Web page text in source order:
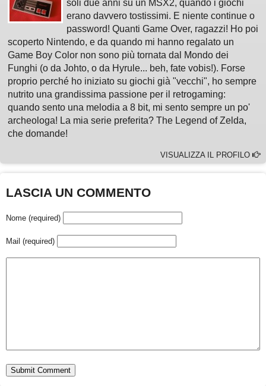
soli due anni su un MSX2, quando i giochi
erano davvero tostissimi. E niente continue o
password! Quanti Game Over, ragazzi! Ho poi
scoperto Nintendo, e da quando mi hanno regalato un
Game Boy Color non sono più tornata dal Mondo dei
Funghi (o da Johto, o da Hyrule... beh, fate vobis!). Forse
proprio perché ho iniziato su giochi già "vecchi", ho sempre
nutrito una grandissima passione per il retrogaming:
quando sento una melodia a 8 bit, mi sento sempre un po'
archeologa! La mia serie preferita? The Legend of Zelda,
che domande!
VISUALIZZA IL PROFILO
LASCIA UN COMMENTO
Nome (required)
Mail (required)